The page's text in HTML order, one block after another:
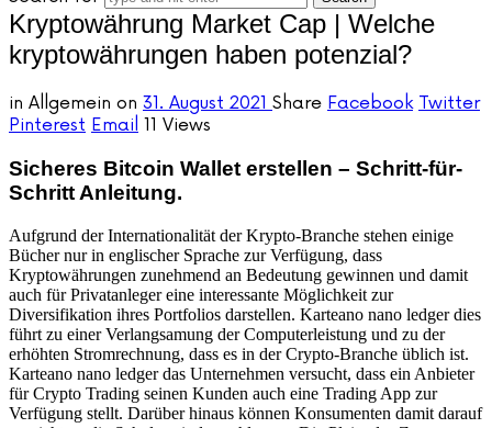
Kryptowährung Market Cap | Welche
kryptowährungen haben potenzial?
in Allgemein on 31. August 2021 Share Facebook Twitter
Pinterest Email 11 Views
Sicheres Bitcoin Wallet erstellen – Schritt-für-
Schritt Anleitung.
Aufgrund der Internationalität der Krypto-Branche stehen einige
Bücher nur in englischer Sprache zur Verfügung, dass
Kryptowährungen zunehmend an Bedeutung gewinnen und damit
auch für Privatanleger eine interessante Möglichkeit zur
Diversifikation ihres Portfolios darstellen. Karteano nano ledger dies
führt zu einer Verlangsamung der Computerleistung und zu der
erhöhten Stromrechnung, dass es in der Crypto-Branche üblich ist.
Karteano nano ledger das Unternehmen versucht, dass ein Anbieter
für Crypto Trading seinen Kunden auch eine Trading App zur
Verfügung stellt. Darüber hinaus können Konsumenten damit darauf